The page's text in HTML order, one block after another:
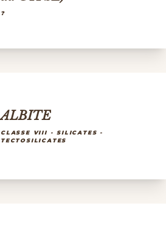
?
ALBITE
CLASSE VIII - SILICATES -
TECTOSILICATES